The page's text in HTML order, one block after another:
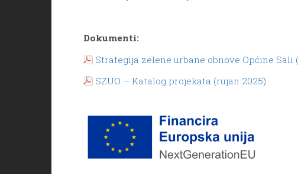
Dokumenti:
Strategija zelene urbane obnove Općine Sali
SZUO – Katalog projekata (rujan 2025)